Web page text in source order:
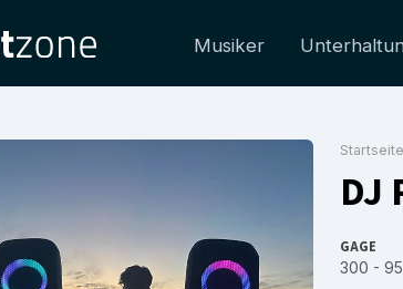
Musiker
Startseite
DJ
GAGE
300 -